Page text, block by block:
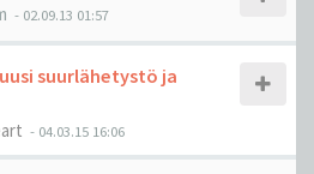
- 02.09.13 01:57
suurlähetystö ja
- 04.03.15 16:06